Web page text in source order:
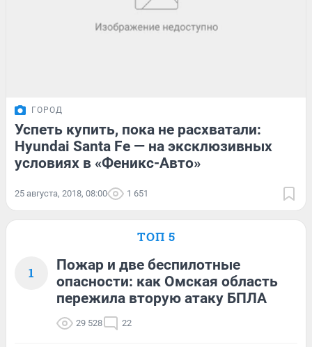
ГОРОД
Успеть купить, пока не расхватали:
Hyundai Santa Fe — на эксклюзивных
условиях в «Феникс-Авто»
25 августа, 2018, 08:00 1 651
ТОП 5
1
Пожар и две беспилотные
опасности: как Омская область
пережила вторую атаку БПЛА
29 528 22